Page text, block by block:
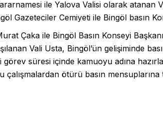
ile Yalova Valisi olarak atanan
Gazeteciler Cemiyeti ile Bingöl basın
Çaka ile Bingöl Basın Konseyi
Vali Usta, Bingöl’ün gelişiminde
süresi içinde kamuoyu adına
çalışmalardan ötürü basın